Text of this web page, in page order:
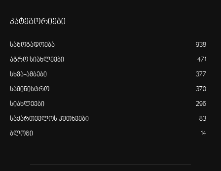
კატეგორიები
საზოგადოება 938
აგრო სიახლეები 471
სხვა-ამბები 377
სამინისტრო 370
სიახლეები 296
საქართველოს კუთხეები 83
ბლოგი 14